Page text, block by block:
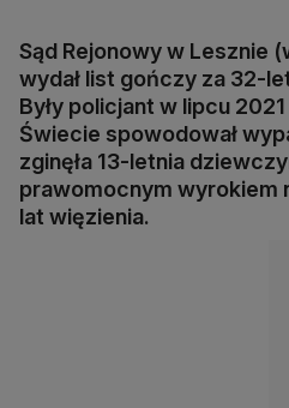
Sąd Rejonowy w Lesznie
wydał list gończy za 32-
Były policjant w lipcu
Świecie spowodował
zginęła 13-letnia
prawomocnym wyrokiem
lat więzienia.